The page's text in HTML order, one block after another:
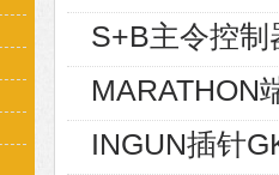
S+B主令控
MARATHON
INGUN插针